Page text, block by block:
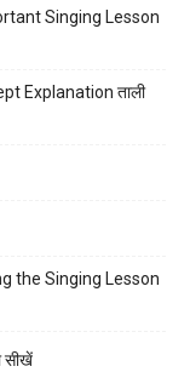
Singing Lesson
Explanation ताली
the Singing Lesson
सीखें